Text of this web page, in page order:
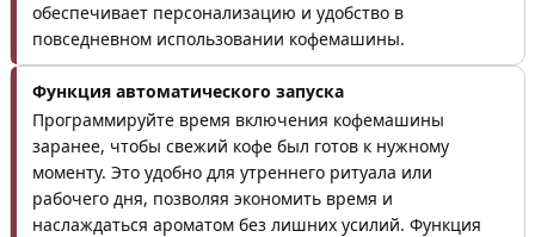
обеспечивает персонализацию и удобство в
повседневном использовании кофемашины.
Функция автоматического запуска
Программируйте время включения кофемашины
заранее, чтобы свежий кофе был готов к нужному
моменту. Это удобно для утреннего ритуала или
рабочего дня, позволяя экономить время и
наслаждаться ароматом без лишних усилий. Функция